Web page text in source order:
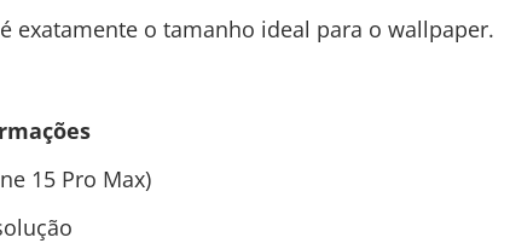
exatamente o tamanho ideal para o wallpaper.
15 Pro Max)